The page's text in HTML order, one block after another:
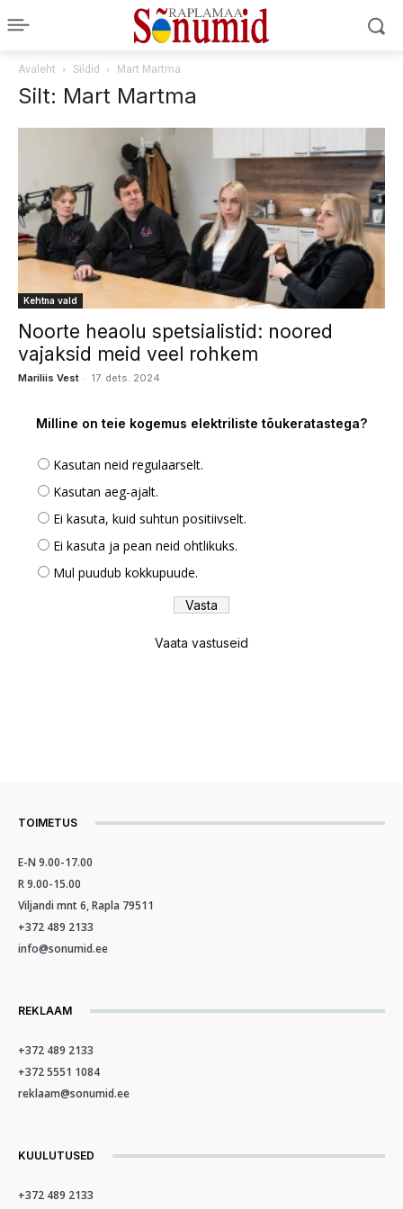
Avaleht Sildid Mart Martma
Silt: Mart Martma
Kehtna vald
Noorte heaolu spetsialistid: noored
vajaksid meid veel rohkem
Mariliis Vest - 17. dets. 2024
Milline on teie kogemus elektriliste tõukeratastega?
Kasutan neid regulaarselt.
Kasutan aeg-ajalt.
Ei kasuta, kuid suhtun positiivselt.
Ei kasuta ja pean neid ohtlikuks.
Mul puudub kokkupuude.
Vaata vastuseid
TOIMETUS
E-N 9.00-17.00
R 9.00-15.00
Viljandi mnt 6, Rapla 79511
+372 489 2133
info@sonumid.ee
REKLAAM
+372 489 2133
+372 5551 1084
reklaam@sonumid.ee
KUULUTUSED
+372 489 2133